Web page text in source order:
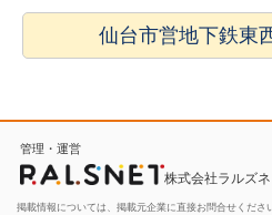
仙台市営地下鉄東
管理・運営
株式会社ラルズネ
掲載情報については、掲載元企業に直接お問合せくださ